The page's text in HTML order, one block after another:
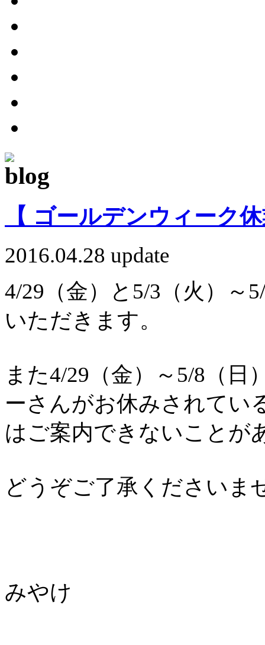
【 ゴールデンウィーク
2016.04.28 update
4/29（金）と5/3（火）～
いただきます。
また4/29（金）～5/8（
ーさんがお休みされてい
はご案内できないことが
どうぞご了承くださいま
みやけ